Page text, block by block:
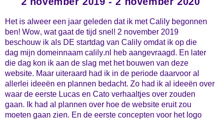
Het is alweer een jaar geleden dat ik metCalily begonnen
ben! Wow, wat gaat de tijd snel! 2 november 2019
beschouw ik als DE startdag van Calily omdat ik op die
dag mijn domeinnaam calily.nl heb aangevraagd. En later
die dag kon ik aan de slag met het bouwen van deze
website. Maar uiteraard had ik in de periode daarvoor al
allerlei ideeën en plannen bedacht. Zo had ik al ideeën over
waar de eerste Lucas en Cato verhaaltjes over zouden
gaan. Ik had al plannen over hoe de website eruit zou
moeten gaan zien. En de eerste concepten voor het logo